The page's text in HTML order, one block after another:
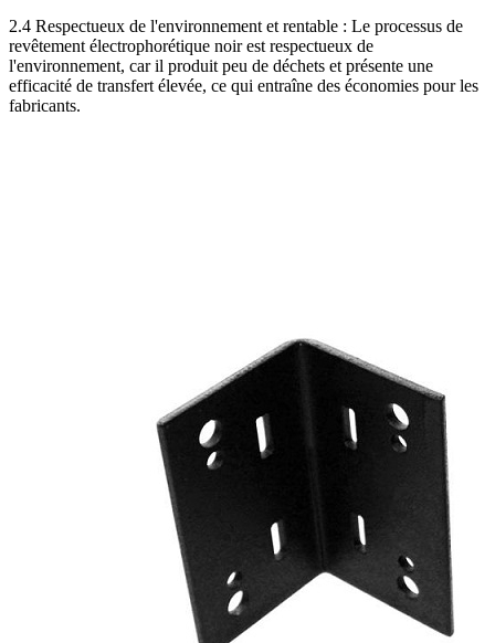
2.4 Respectueux de l'environnement et rentable : Le processus de
revêtement électrophorétique noir est respectueux de
l'environnement, car il produit peu de déchets et présente une
efficacité de transfert élevée, ce qui entraîne des économies pour les
fabricants.